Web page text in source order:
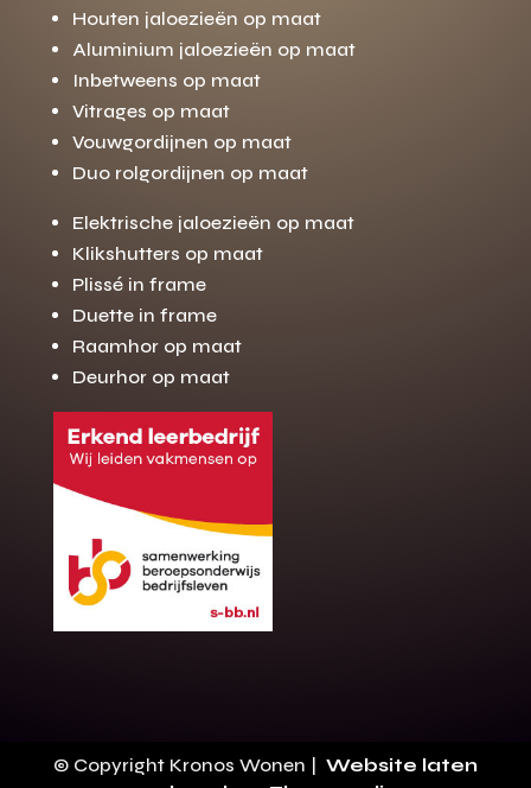
Houten jaloezieën op maat
Aluminium jaloezieën op maat
Inbetweens op maat
Vitrages op maat
Vouwgordijnen op maat
Duo rolgordijnen op maat
Elektrische jaloezieën op maat
Klikshutters op maat
Plissé in frame
Duette in frame
Raamhor op maat
Deurhor op maat
© Copyright Kronos Wonen | Website laten